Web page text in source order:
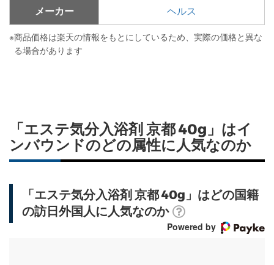
メーカー
ヘルス
※商品価格は楽天の情報をもとにしているため、実際の価格と異な
る場合があります
「エステ気分入浴剤 京都 40g」はイ
ンバウンドのどの属性に人気なのか
「エステ気分入浴剤 京都 40g」はどの国籍
の訪日外国人に人気なのか
Powered by